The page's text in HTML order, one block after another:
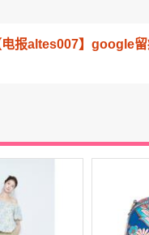
报altes007】google